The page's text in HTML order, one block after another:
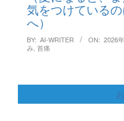
気をつけている
へ）
BY: AI-WRITER ON: 2026
み 首痛